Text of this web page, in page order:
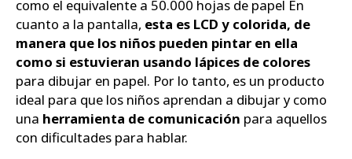
como el equivalente a 50.000 hojas de papel En
cuanto a la pantalla, esta es LCD y colorida, de
manera que los niños pueden pintar en ella
como si estuvieran usando lápices de colores
para dibujar en papel. Por lo tanto, es un producto
ideal para que los niños aprendan a dibujar y como
una herramienta de comunicación para aquellos
con dificultades para hablar.